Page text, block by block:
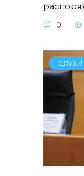
0
СЛУХИ